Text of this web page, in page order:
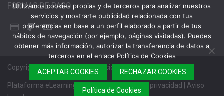
FORMAS DE PAGO
Copyright © 2023 – FCA Formación
Plataforma eLearning Política de privacidad
Aviso
Utilizamos cookies propias y de terceros para analizar nuestros
servicios y mostrarte publicidad relacionada con tus
preferencias en base a un perfil elaborado a partir de tus
hábitos de navegación (por ejemplo, páginas visitadas). Puedes
obtener más información, autorizar la transferencia de datos a
terceros en el enlace Política de Cookies
ACEPTAR COOKIES
RECHAZAR COOKIES
Política de Cookies